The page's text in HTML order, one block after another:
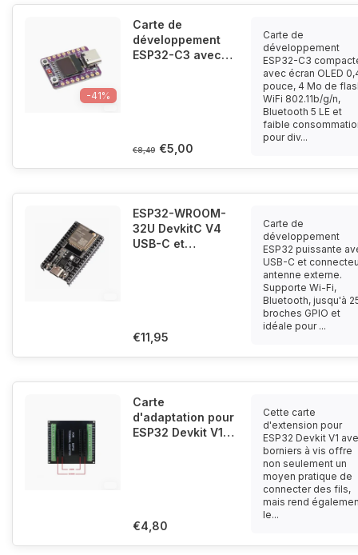
-41%
Carte de
développement
ESP32-C3 avec
€8,49 €5,00
Carte de
développement
ESP32-C3
avec écran OLED
pouce, 4 Mo de
WiFi 802.11b/g/n,
Bluetooth 5 LE et
faible
pour div...
ESP32-WROOM-
32U DevkitC V4
USB-C et
€11,95
Carte de
développement
ESP32 puissante
USB-C et
antenne externe.
Supporte Wi-Fi,
Bluetooth, jusqu'à
broches GPIO et
idéale pour ...
Carte
d'adaptation pour
ESP32 Devkit V1
€4,80
Cette carte
d'extension pour
ESP32 Devkit V1
borniers à vis offre
non seulement un
moyen pratique de
connecter des fils,
mais rend
le...